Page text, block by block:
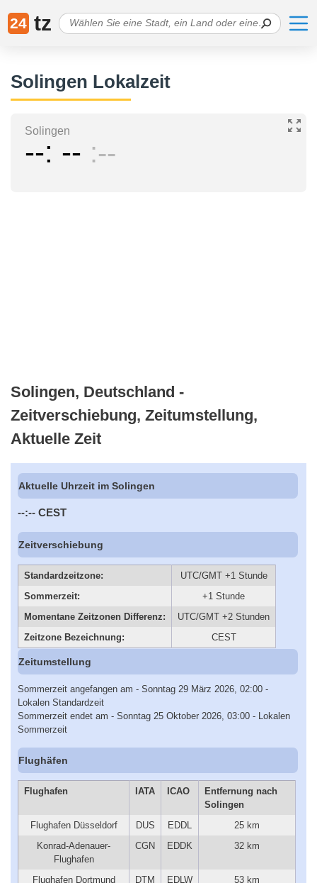
24 tz
Solingen Lokalzeit
Solingen
-- -- --
Solingen, Deutschland -
Zeitverschiebung, Zeitumstellung,
Aktuelle Zeit
Aktuelle Uhrzeit im Solingen
--:-- CEST
Zeitverschiebung
Standardzeitzone:
UTC/GMT +1 Stunde
Sommerzeit:
+1 Stunde
Momentane Zeitzonen Differenz:
UTC/GMT +2 Stunden
Zeitzone Bezeichnung:
CEST
Zeitumstellung
Sommerzeit angefangen am - Sonntag 29 März 2026, 02:00 -
Lokalen Standardzeit
Sommerzeit endet am - Sonntag 25 Oktober 2026, 03:00 - Lokalen
Sommerzeit
Flughäfen
Flughafen IATA ICAO
Entfernung nach
Solingen
Flughafen Düsseldorf
DUS EDDL
25 km
Konrad-Adenauer-
Flughafen
CGN EDDK 32 km
Flughafen Dortmund DTM EDLW
53 km